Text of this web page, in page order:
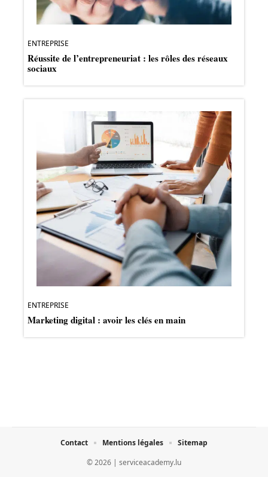
ENTREPRISE
Réussite de l’entrepreneuriat : les rôles des réseaux
sociaux
ENTREPRISE
Marketing digital : avoir les clés en main
© 2026 | serviceacademy.lu
Contact Mentions légales Sitemap